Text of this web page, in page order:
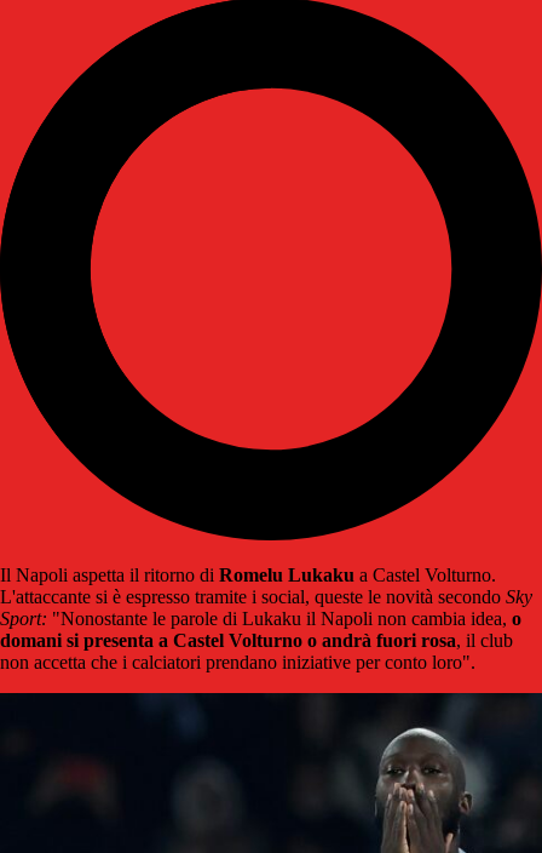
Il Napoli aspetta il ritorno di Romelu Lukaku a Castel Volturno.
L'attaccante si è espresso tramite i social, queste le novità secondo Sky
Sport: "Nonostante le parole di Lukaku il Napoli non cambia idea, o
domani si presenta a Castel Volturno o andrà fuori rosa, il club
non accetta che i calciatori prendano iniziative per conto loro".